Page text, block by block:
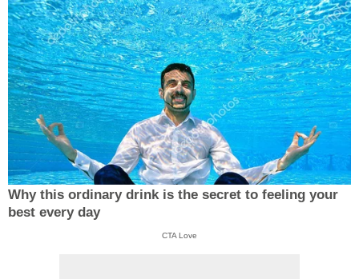
Why this ordinary drink is the secret to feeling your
best every day
CTA Love